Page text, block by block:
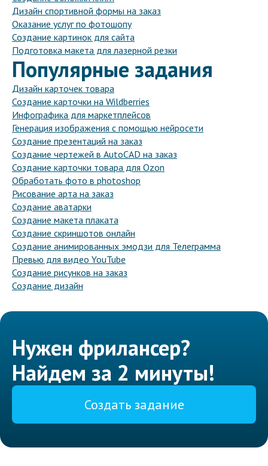
Дизайн спортивной формы на заказ
Оказание услуг по фотошопу
Создание картинок для сайта
Подготовка макета для лазерной резки
Популярные задания
Дизайн карточек товара
Создание карточки на Wildberries
Инфографика для маркетплейсов
Генерация изображения с помощью нейросети
Создание презентаций на заказ
Создание чертежей в AutoCAD на заказ
Создание карточки товара для Ozon
Обработать фото в photoshop
Рисование арта на заказ
Создание аватарки
Создание макета плаката
Создание скриншотов онлайн
Создание анимированных эмодзи для Телеграмма
Превью для видео YouTube
Создание рисунков на заказ
Создание дизайн
Нужен фрилансер?
Найдем за 2 минуты!
Создать задание